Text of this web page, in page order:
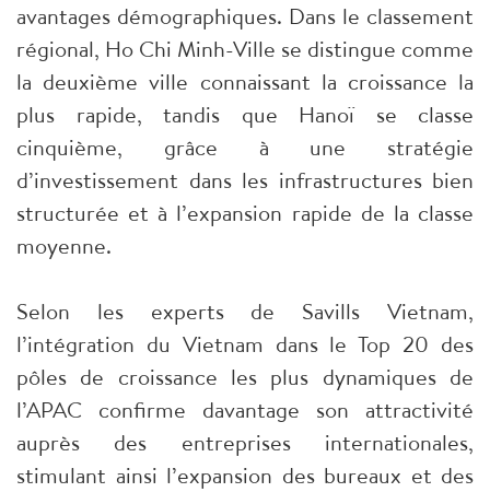
avantages démographiques. Dans le classement
régional, Ho Chi Minh-Ville se distingue comme
la deuxième ville connaissant la croissance la
plus rapide, tandis que Hanoï se classe
cinquième, grâce à une stratégie
d’investissement dans les infrastructures bien
structurée et à l’expansion rapide de la classe
moyenne.
Selon les experts de Savills Vietnam,
l’intégration du Vietnam dans le Top 20 des
pôles de croissance les plus dynamiques de
l’APAC confirme davantage son attractivité
auprès des entreprises internationales,
stimulant ainsi l’expansion des bureaux et des